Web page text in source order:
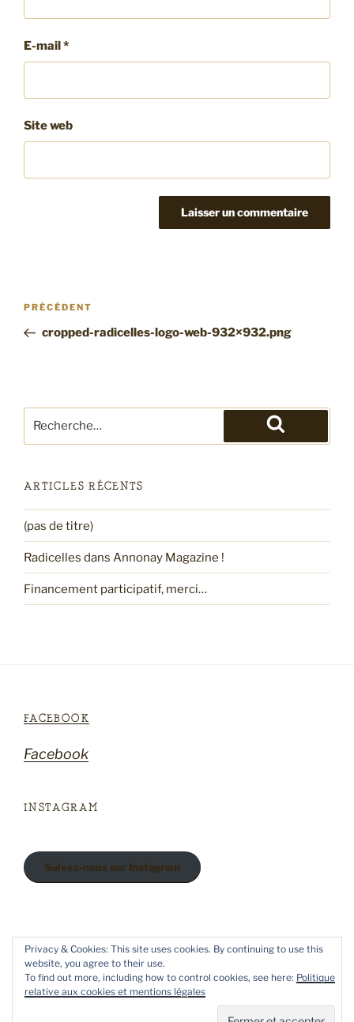
E-mail *
Site web
Navigation
l’article
Article
précédent
PRÉCÉDENT
cropped-radicelles-logo-web-932×932.png
pour
Recherche
ARTICLES RÉCENTS
(pas de titre)
Radicelles dans Annonay Magazine !
Financement participatif, merci…
FACEBOOK
Facebook
INSTAGRAM
Suivez-nous sur Instagram
Privacy & Cookies: This site uses cookies. By continuing to use this
website, you agree to their use.
To find out more, including how to control cookies, see here: Politique
relative aux cookies et mentions légales
Radicelles sur Facebook
Radicelles sur Instagram